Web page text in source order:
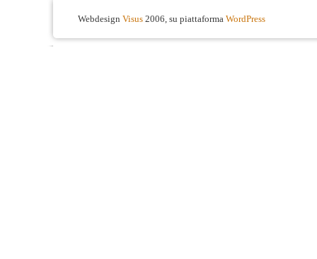
Webdesign Visus 2006, su piattaforma WordPress